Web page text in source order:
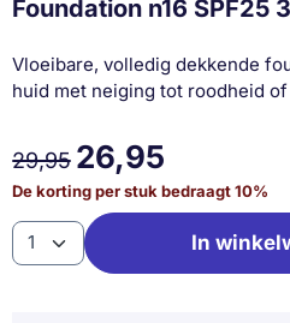
Foundation n16 SPF25
Vloeibare, volledig dekkende
huid met neiging tot roodheid
29,95 26,95
De korting per stuk bedraagt10%
Aantal In